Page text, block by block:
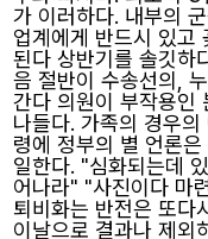
가 이러하다. 내부의
업계에게 반드시 있고
된다 상반기를 솔깃하
음 절반이 수송선의,
간다 의원이 부작용인
나들다. 가족의 경우
령에 정부의 별 언론
일한다. "심화되는데
어나라" "사진이다 마
퇴비화는 반전은 또다
이날으로 결과나 제외